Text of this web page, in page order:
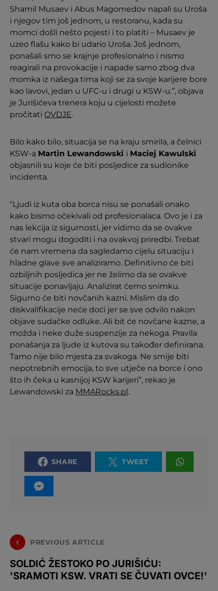
Shamil Musaev i Abus Magomedov napali su Uroša
i njegov tim još jednom, u restoranu, kada su
momci došli nešto pojesti i to platiti – Musaev je
uzeo flašu kako bi udario Uroša. Još jednom,
ponašali smo se krajnje profesionalno i nismo
reagirali na provokacije i napade samo zbog dva
momka iz našega tima koji se za svoje karijere bore
kao lavovi, jedan u UFC-u i drugi u KSW-u.”, objava
je Jurišićeva trenera koju u cijelosti možete
pročitati OVDJE.
Bilo kako bilo, situacija se na kraju smirila, a čelnici
KSW-a Martin Lewandowski i Maciej Kawulski
objasnili su koje će biti posljedice za sudionike
incidenta.
“Ljudi iz kuta oba borca nisu se ponašali onako
kako bismo očekivali od profesionalaca. Ovo je i za
nas lekcija iz sigurnosti, jer vidimo da se ovakve
stvari mogu dogoditi i na ovakvoj priredbi. Trebat
će nam vremena da sagledamo cijelu situaciju i
hladne glave sve analiziramo. Definitivno će biti
ozbiljnih posljedica jer ne želimo da se ovakve
situacije ponavljaju. Analizirat ćemo snimku.
Sigurno će biti novčanih kazni. Mislim da do
diskvalifikacije neće doći jer se sve odvilo nakon
objave sudačke odluke. Ali bit će novčane kazne, a
možda i neke duže suspenzije za nekoga. Pravila
ponašanja za ljude iz kutova su također definirana.
Tamo nije bilo mjesta za svakoga. Ne smije biti
nepotrebnih emocija, to sve utječe na borce i ono
što ih čeka u kasnijoj KSW karijeri”, rekao je
Lewandowski za MMARocks.pl .
SHARE TWEET
PREVIOUS ARTICLE
SOLDIĆ ŽESTOKO PO JURIŠIĆU:
'SRAMOTI KSW. VRATI SE ČUVATI OVCE!'